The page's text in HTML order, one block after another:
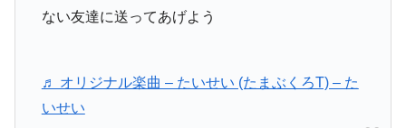
ない友達に送ってあげよう
♬ オリジナル楽曲 – たいせい (たまぶくろT) – た
いせい